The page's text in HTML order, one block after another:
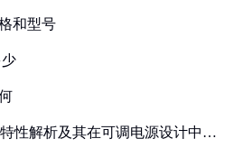
和型号
性解析及其在可调电源设计中的